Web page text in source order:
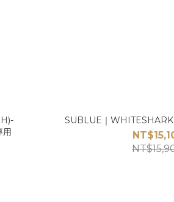
SUBLUE｜WHITESHARK